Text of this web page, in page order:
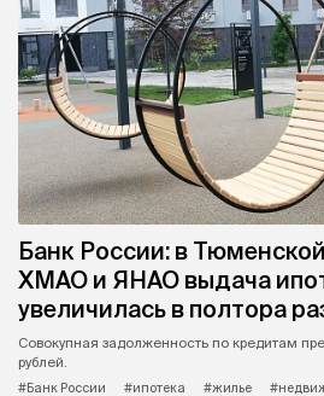
Банк России: в
ХМАО и ЯНАО выдача
увеличилась в полтора
Совокупная задолженность по кредитам
рублей.
#Банк России
#ипотека #жилье